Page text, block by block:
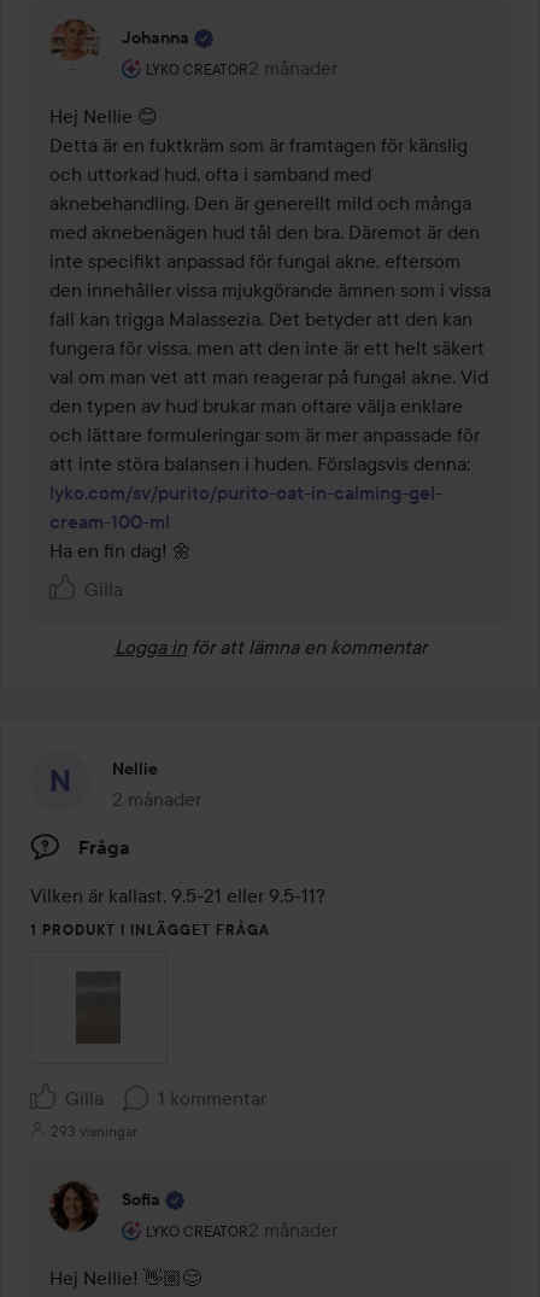
Johanna
LYKO CREATOR
Användarens roll: Lyko Creator.
2 månader
Kommentaren lades 2 månader
Hej Nellie 😊
Detta är en fuktkräm som är framtagen för känslig
och uttorkad hud, ofta i samband med
aknebehandling. Den är generellt mild och många
med aknebenägen hud tål den bra. Däremot är den
inte specifikt anpassad för fungal akne, eftersom
den innehåller vissa mjukgörande ämnen som i vissa
fall kan trigga Malassezia. Det betyder att den kan
fungera för vissa, men att den inte är ett helt säkert
val om man vet att man reagerar på fungal akne. Vid
den typen av hud brukar man oftare välja enklare
och lättare formuleringar som är mer anpassade för
lyko.com/sv/purito/purito-oat-in-calming-gel-
cream-100-ml
Ha en fin dag! 🌼
Gilla
Logga in för att lämna en kommentar
Nellie
2 månader
Inlägget skapades 2 månader
Fråga
Vilken är kallast, 9,5-21 eller 9,5-11?
1 PRODUKT I INLÄGGET FRÅGA
Gilla 1 kommentar
293 visningar
Sofia
LYKO CREATOR
Användarens roll: Lyko Creator.
2 månader
Kommentaren lades 2 månader
Hej Nellie! 👋🏼😊